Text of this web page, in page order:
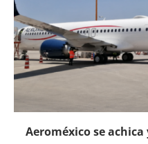
Aeroméxico se